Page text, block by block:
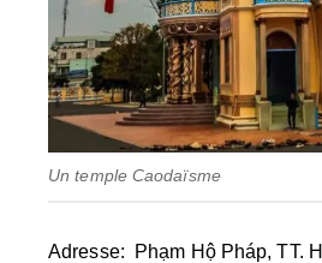
Un temple Caodaïsme
Adresse:
Phạm Hộ Pháp, TT.